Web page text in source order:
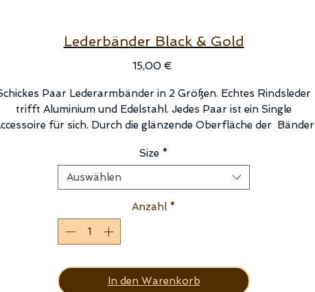
Lederbänder Black & Gold
15,00 €Preis
Paar Lederarmbänder in 2 Größen. Echtes Rindsleder
trifft Aluminium und Edelstahl. Jedes Paar ist ein Single
für sich. Durch die glänzende Oberfläche der Bänder
beim Tragen.
Vorteile:
• Präzise Handarbeit mit Liebe zum Detail
• Die Größe ist verstellbar
• Änderung von Form und Funktion
KrepeJ Me like
Size *
Auswählen
Anzahl *
In den Warenkorb